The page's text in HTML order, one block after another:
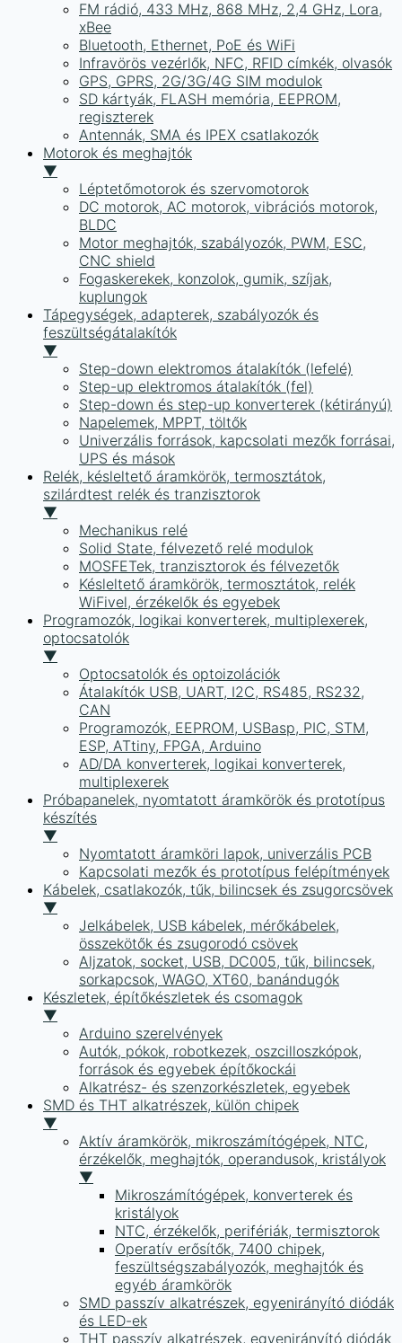
FM rádió, 433 MHz, 868 MHz, 2,4 GHz, Lora,
xBee
Bluetooth, Ethernet, PoE és WiFi
Infravörös vezérlők, NFC, RFID címkék, olvasók
GPS, GPRS, 2G/3G/4G SIM modulok
SD kártyák, FLASH memória, EEPROM,
regiszterek
Antennák, SMA és IPEX csatlakozók
Motorok és meghajtók
▼
Léptetőmotorok és szervomotorok
DC motorok, AC motorok, vibrációs motorok,
BLDC
Motor meghajtók, szabályozók, PWM, ESC,
CNC shield
Fogaskerekek, konzolok, gumik, szíjak,
kuplungok
Tápegységek, adapterek, szabályozók és
feszültségátalakítók
▼
Step-down elektromos átalakítók (lefelé)
Step-up elektromos átalakítók (fel)
Step-down és step-up konverterek (kétirányú)
Napelemek, MPPT, töltők
Univerzális források, kapcsolati mezők forrásai,
UPS és mások
Relék, késleltető áramkörök, termosztátok,
szilárdtest relék és tranzisztorok
▼
Mechanikus relé
Solid State, félvezető relé modulok
MOSFETek, tranzisztorok és félvezetők
Késleltető áramkörök, termosztátok, relék
WiFivel, érzékelők és egyebek
Programozók, logikai konverterek, multiplexerek,
optocsatolók
▼
Optocsatolók és optoizolációk
Átalakítók USB, UART, I2C, RS485, RS232,
CAN
Programozók, EEPROM, USBasp, PIC, STM,
ESP, ATtiny, FPGA, Arduino
AD/DA konverterek, logikai konverterek,
multiplexerek
Próbapanelek, nyomtatott áramkörök és prototípus
készítés
▼
Nyomtatott áramköri lapok, univerzális PCB
Kapcsolati mezők és prototípus felépítmények
Kábelek, csatlakozók, tűk, bilincsek és zsugorcsövek
▼
Jelkábelek, USB kábelek, mérőkábelek,
összekötők és zsugorodó csövek
Aljzatok, socket, USB, DC005, tűk, bilincsek,
sorkapcsok, WAGO, XT60, banándugók
Készletek, építőkészletek és csomagok
▼
Arduino szerelvények
Autók, pókok, robotkezek, oszcilloszkópok,
források és egyebek építőkockái
Alkatrész- és szenzorkészletek, egyebek
SMD és THT alkatrészek, külön chipek
▼
Aktív áramkörök, mikroszámítógépek, NTC,
érzékelők, meghajtók, operandusok, kristályok
▼
Mikroszámítógépek, konverterek és
kristályok
NTC, érzékelők, perifériák, termisztorok
Operatív erősítők, 7400 chipek,
feszültségszabályozók, meghajtók és
egyéb áramkörök
SMD passzív alkatrészek, egyenirányító diódák
és LED-ek
THT passzív alkatrészek, egyenirányító diódák